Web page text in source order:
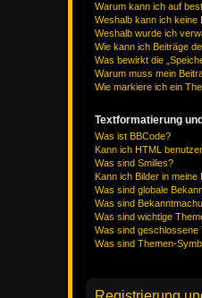
Warum kann ich auf
Weshalb kann ich keine
Weshalb wurde ich
Wie kann ich Beiträge
Was bewirkt die
Warum muss mein
Wie markiere ich ein
Textformatierung
Was ist BBCode?
Kann ich HTML
Was sind Smilies?
Kann ich Bilder in meine
Was sind globale
Was sind
Was sind wichtige
Was sind geschlossene
Was sind Themen-